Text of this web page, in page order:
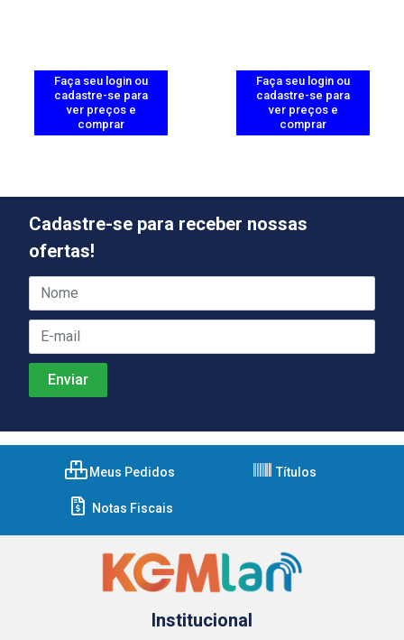
Faça seu login ou
cadastre-se para
ver preços e
comprar
Faça seu login ou
cadastre-se para
ver preços e
comprar
Cadastre-se para receber nossas
ofertas!
Meus Pedidos Títulos
Notas Fiscais
Institucional